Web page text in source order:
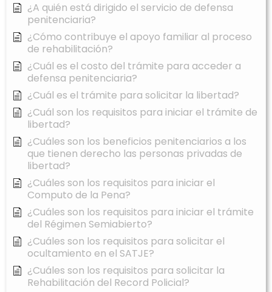
¿A quién está dirigido el servicio de defensa
penitenciaria?
¿Cómo contribuye el apoyo familiar al proceso
de rehabilitación?
¿Cuál es el costo del trámite para acceder a
defensa penitenciaria?
¿Cuál es el trámite para solicitar la libertad?
¿Cuál son los requisitos para iniciar el trámite de
libertad?
¿Cuáles son los beneficios penitenciarios a los
que tienen derecho las personas privadas de
libertad?
¿Cuáles son los requisitos para iniciar el
Computo de la Pena?
¿Cuáles son los requisitos para iniciar el trámite
del Régimen Semiabierto?
¿Cuáles son los requisitos para solicitar el
ocultamiento en el SATJE?
¿Cuáles son los requisitos para solicitar la
Rehabilitación del Record Policial?